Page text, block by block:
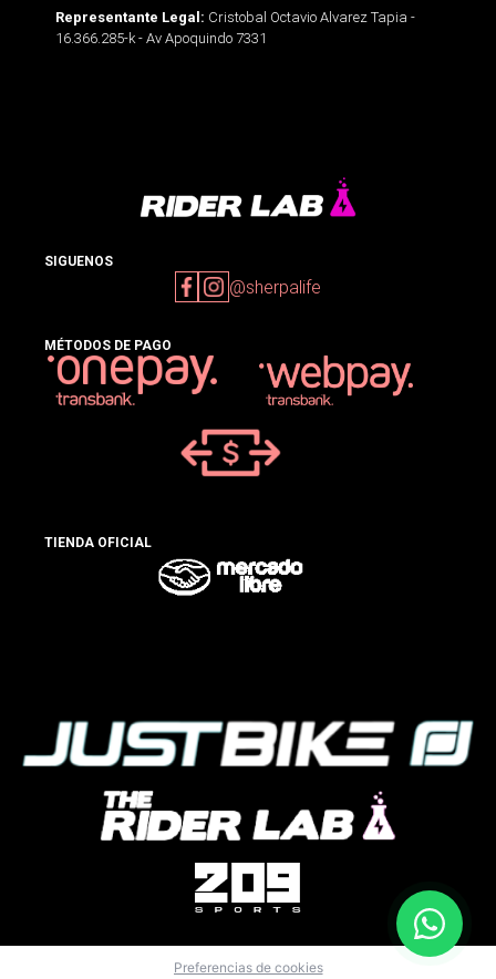
Representante Legal: Cristobal Octavio Alvarez Tapia -
16.366.285-k - Av Apoquindo 7331
SIGUENOS
@sherpalife
MÉTODOS DE PAGO
TIENDA OFICIAL
Preferencias de cookies